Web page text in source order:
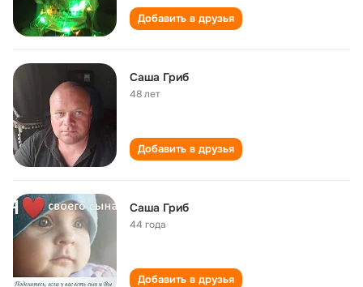
Добавить в друзья
Саша Гриб
48 лет
Добавить в друзья
Саша Гриб
44 года
Добавить в друзья